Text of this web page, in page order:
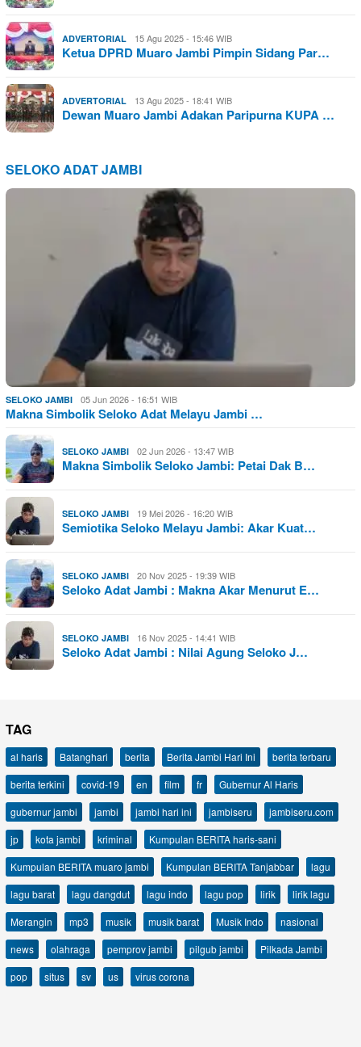
ADVERTORIAL 15 Agu 2025 - 15:46 WIB
Ketua DPRD Muaro Jambi Pimpin Sidang Par…
ADVERTORIAL 13 Agu 2025 - 18:41 WIB
Dewan Muaro Jambi Adakan Paripurna KUPA …
SELOKO ADAT JAMBI
SELOKO JAMBI 05 Jun 2026 - 16:51 WIB
Makna Simbolik Seloko Adat Melayu Jambi …
SELOKO JAMBI 02 Jun 2026 - 13:47 WIB
Makna Simbolik Seloko Jambi: Petai Dak B…
SELOKO JAMBI 19 Mei 2026 - 16:20 WIB
Semiotika Seloko Melayu Jambi: Akar Kuat…
SELOKO JAMBI 20 Nov 2025 - 19:39 WIB
Seloko Adat Jambi : Makna Akar Menurut E…
SELOKO JAMBI 16 Nov 2025 - 14:41 WIB
Seloko Adat Jambi : Nilai Agung Seloko J…
TAG
al haris Batanghari berita Berita Jambi Hari Ini
berita terbaru
berita terkini
covid-19 en film fr
Gubernur Al Haris
gubernur jambi
jambi jambi hari ini jambiseru
jambiseru.com
jp
kota jambi kriminal
Kumpulan BERITA haris-sani
Kumpulan BERITA muaro jambi
Kumpulan BERITA Tanjabbar
lagu
lagu barat
lagu dangdut lagu indo lagu pop lirik
lirik lagu
Merangin
mp3 musik musik barat Musik Indo
nasional
news
olahraga pemprov jambi pilgub jambi
Pilkada Jambi
pop
situs sv us virus corona